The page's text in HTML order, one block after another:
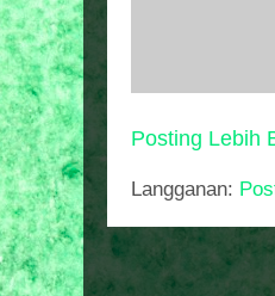
Posting Lebih
Langganan: